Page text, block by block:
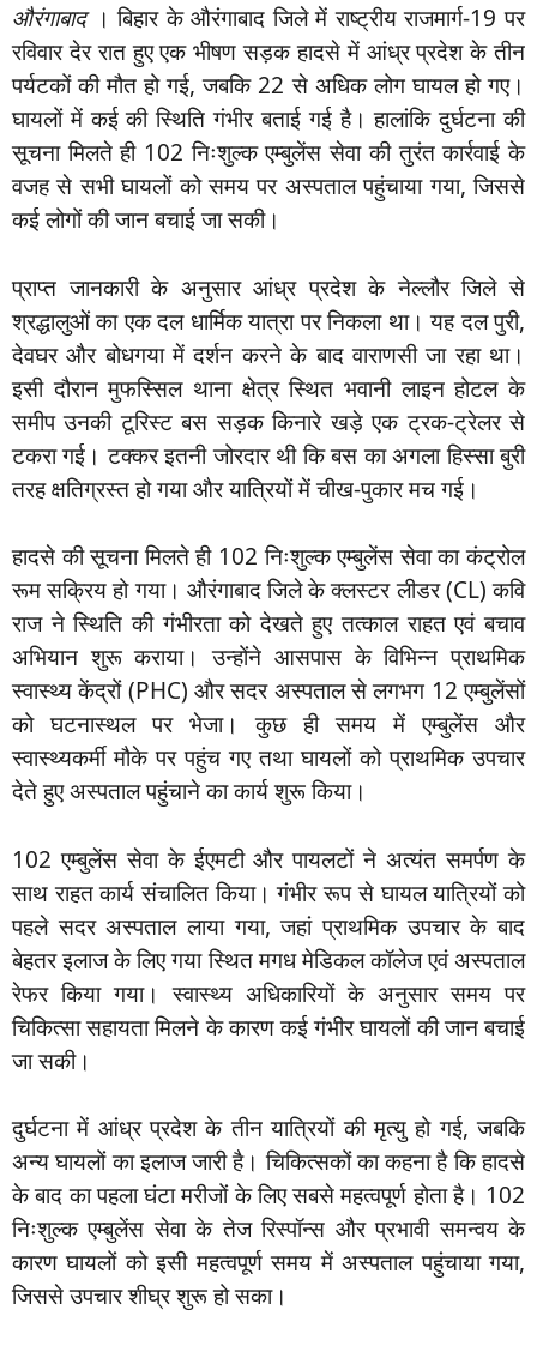
औरंगाबाद। बिहार के औरंगाबाद जिले में राष्ट्रीय राजमार्ग-19 पर
रविवार देर रात हुए एक भीषण सड़क हादसे में आंध्र प्रदेश के तीन
पर्यटकों की मौत हो गई, जबकि 22 से अधिक लोग घायल हो गए।
घायलों में कई की स्थिति गंभीर बताई गई है। हालांकि दुर्घटना की
सूचना मिलते ही 102 निःशुल्क एम्बुलेंस सेवा की तुरंत कार्रवाई के
वजह से सभी घायलों को समय पर अस्पताल पहुंचाया गया, जिससे
कई लोगों की जान बचाई जा सकी।
प्राप्त जानकारी के अनुसार आंध्र प्रदेश के नेल्लौर जिले से
श्रद्धालुओं का एक दल धार्मिक यात्रा पर निकला था। यह दल पुरी,
देवघर और बोधगया में दर्शन करने के बाद वाराणसी जा रहा था।
इसी दौरान मुफस्सिल थाना क्षेत्र स्थित भवानी लाइन होटल के
समीप उनकी टूरिस्ट बस सड़क किनारे खड़े एक ट्रक-ट्रेलर से
टकरा गई। टक्कर इतनी जोरदार थी कि बस का अगला हिस्सा बुरी
तरह क्षतिग्रस्त हो गया और यात्रियों में चीख-पुकार मच गई।
हादसे की सूचना मिलते ही 102 निःशुल्क एम्बुलेंस सेवा का कंट्रोल
रूम सक्रिय हो गया। औरंगाबाद जिले के क्लस्टर लीडर (CL) कवि
राज ने स्थिति की गंभीरता को देखते हुए तत्काल राहत एवं बचाव
अभियान शुरू कराया। उन्होंने आसपास के विभिन्न प्राथमिक
स्वास्थ्य केंद्रों (PHC) और सदर अस्पताल से लगभग 12 एम्बुलेंसों
को घटनास्थल पर भेजा। कुछ ही समय में एम्बुलेंस और
स्वास्थ्यकर्मी मौके पर पहुंच गए तथा घायलों को प्राथमिक उपचार
देते हुए अस्पताल पहुंचाने का कार्य शुरू किया।
102 एम्बुलेंस सेवा के ईएमटी और पायलटों ने अत्यंत समर्पण के
साथ राहत कार्य संचालित किया। गंभीर रूप से घायल यात्रियों को
पहले सदर अस्पताल लाया गया, जहां प्राथमिक उपचार के बाद
बेहतर इलाज के लिए गया स्थित मगध मेडिकल कॉलेज एवं अस्पताल
रेफर किया गया। स्वास्थ्य अधिकारियों के अनुसार समय पर
चिकित्सा सहायता मिलने के कारण कई गंभीर घायलों की जान बचाई
जा सकी।
दुर्घटना में आंध्र प्रदेश के तीन यात्रियों की मृत्यु हो गई, जबकि
अन्य घायलों का इलाज जारी है। चिकित्सकों का कहना है कि हादसे
के बाद का पहला घंटा मरीजों के लिए सबसे महत्वपूर्ण होता है। 102
निःशुल्क एम्बुलेंस सेवा के तेज रिस्पॉन्स और प्रभावी समन्वय के
कारण घायलों को इसी महत्वपूर्ण समय में अस्पताल पहुंचाया गया,
जिससे उपचार शीघ्र शुरू हो सका।